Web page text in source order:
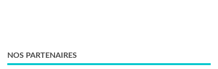
NOS PARTENAIRES